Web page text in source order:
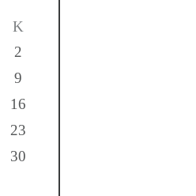
Κ
2
9
16
23
30